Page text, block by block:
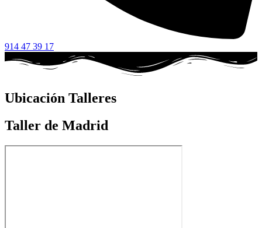
914 47 39 17
Ubicación Talleres
Taller de Madrid